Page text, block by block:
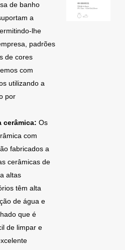
de banho
a
lhe
padrões
de cores
com
utilizando a
por
cerâmica: Os
com
fabricados a
cerâmicas de
altas
têm alta
de água e
que é
de limpar e